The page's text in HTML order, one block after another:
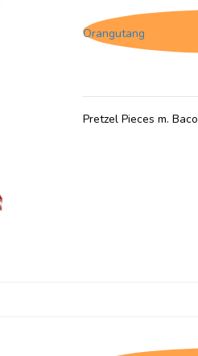
Orangutang
Pretzel Pieces m.